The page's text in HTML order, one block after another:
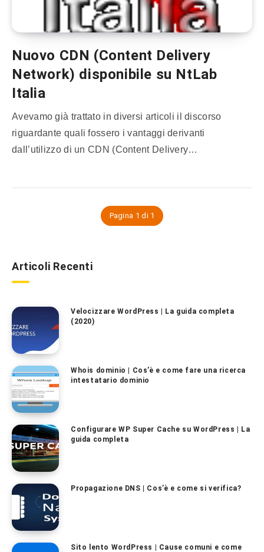
Nuovo CDN (Content Delivery
Network) disponibile su NtLab
Italia
Avevamo già trattato in diversi articoli il discorso
riguardante quali fossero i vantaggi derivanti
dall’utilizzo di un CDN (Content Delivery…
Pagina 1 di 1
Articoli Recenti
Velocizzare WordPress | La guida completa
(2020)
Whois dominio | Cos’è e come fare una ricerca
intestatario dominio
Configurare WP Super Cache su WordPress | La
guida completa
Propagazione DNS | Cos’è e come si verifica?
Sito lento WordPress | Cause comuni e come